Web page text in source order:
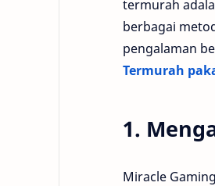
termurah
berbagai
pengalaman
Termurah
1.
Miracle